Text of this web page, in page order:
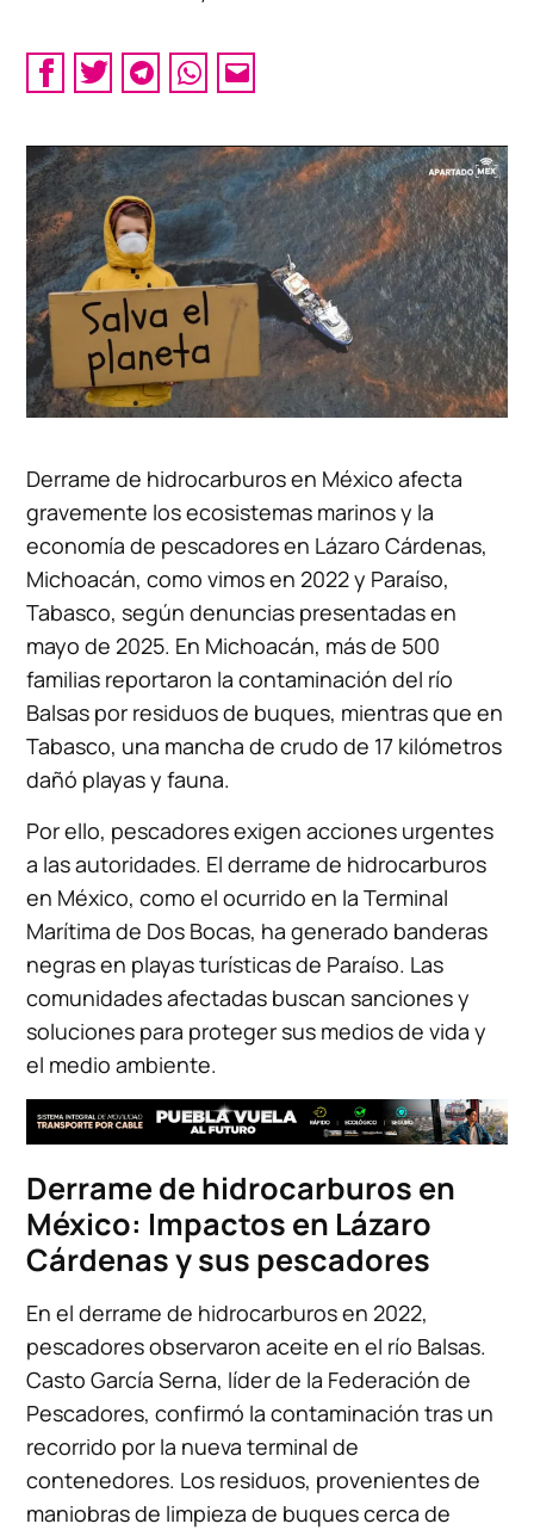
Derrame de hidrocarburos en México afecta
gravemente los ecosistemas marinos y la
economía de pescadores en Lázaro Cárdenas,
Michoacán, como vimos en 2022 y Paraíso,
Tabasco, según denuncias presentadas en
mayo de 2025. En Michoacán, más de 500
familias reportaron la contaminación del río
Balsas por residuos de buques, mientras que en
Tabasco, una mancha de crudo de 17 kilómetros
dañó playas y fauna.
Por ello, pescadores exigen acciones urgentes
a las autoridades. El derrame de hidrocarburos
en México, como el ocurrido en la Terminal
Marítima de Dos Bocas, ha generado banderas
negras en playas turísticas de Paraíso. Las
comunidades afectadas buscan sanciones y
soluciones para proteger sus medios de vida y
el medio ambiente.
Derrame de hidrocarburos en
México: Impactos en Lázaro
Cárdenas y sus pescadores
En el derrame de hidrocarburos en 2022,
pescadores observaron aceite en el río Balsas.
Casto García Serna, líder de la Federación de
Pescadores, confirmó la contaminación tras un
recorrido por la nueva terminal de
contenedores. Los residuos, provenientes de
maniobras de limpieza de buques cerca de